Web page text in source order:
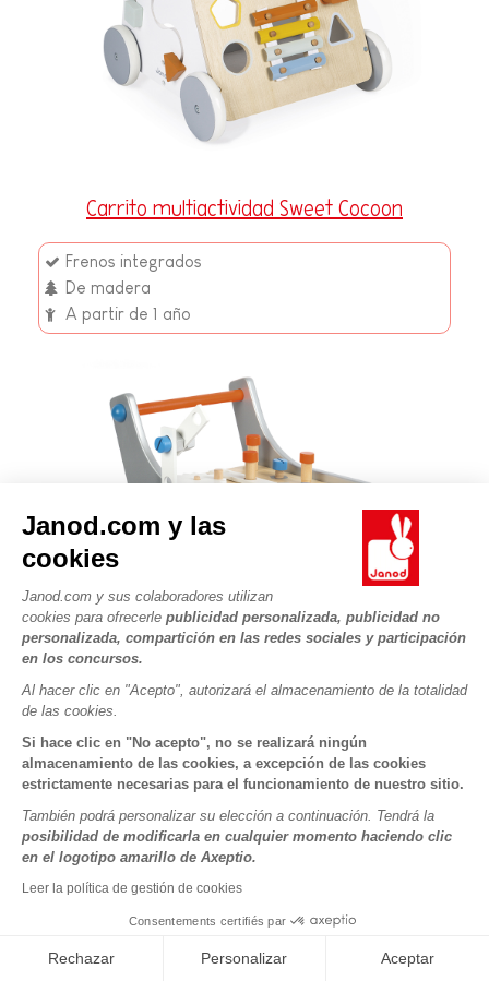
Janod.com y las
cookies
Janod.com y sus colaboradores utilizan
cookies para ofrecerle publicidad personalizada, publicidad no
personalizada, compartición en las redes sociales y participación
en los concursos.
Al hacer clic en "Acepto", autorizará el almacenamiento de la totalidad
de las cookies.
Si hace clic en "No acepto", no se realizará ningún
almacenamiento de las cookies, a excepción de las cookies
estrictamente necesarias para el funcionamiento de nuestro sitio.
También podrá personalizar su elección a continuación. Tendrá la
posibilidad de modificarla en cualquier momento haciendo clic
en el logotipo amarillo de Axeptio.
Leer la política de gestión de cookies
Consentements certifiés par
Rechazar Personalizar Aceptar
Carrito multiactividad Sweet Cocoon
Frenos integrados
De madera
A partir de 1 año
Sistema antivuelco integrado
De madera